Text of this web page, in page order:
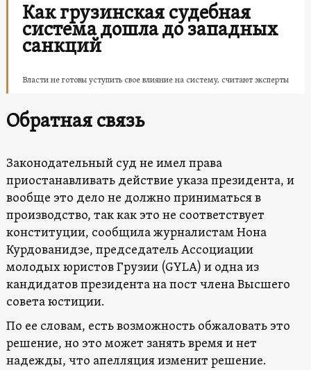
Как грузинская судебная
система дошла до западных
санкций
Власти не готовы уступить свое влияние на систему, считают эксперты
Обратная связь
Законодательный суд не имел права
приостанавливать действие указа президента, и
вообще это дело не должно приниматься в
производство, так как это не соответствует
конституции, сообщила журналистам Нона
Курдованидзе, председатель Ассоциации
молодых юристов Грузии (GYLA) и одна из
кандидатов президента на пост члена Высшего
совета юстиции.
По ее словам, есть возможность обжаловать это
решение, но это может занять время и нет
надежды, что апелляция изменит решение.